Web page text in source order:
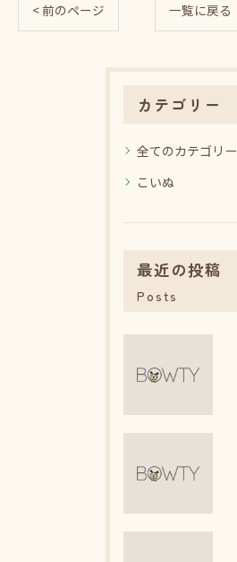
< 前のページ 一覧に戻る
カテゴリー
全てのカテゴリー
こいぬ
最近の投稿
Posts